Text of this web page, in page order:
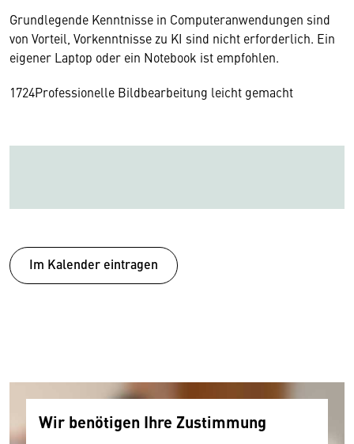
Grundlegende Kenntnisse in Computeranwendungen sind
von Vorteil, Vorkenntnisse zu KI sind nicht erforderlich. Ein
eigener Laptop oder ein Notebook ist empfohlen.
1724Professionelle Bildbearbeitung leicht gemacht
Im Kalender eintragen
Wir benötigen Ihre Zustimmung